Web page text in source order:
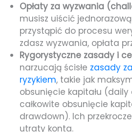
Opłaty za wyzwania
musisz uiścić
przystąpić do procesu
zdasz wyzwania, opłata
Rygorystyczne zasady i
narzucają ścisłe zasady
ryzykiem, takie jak
obsunięcie kapitału
całkowite obsunięcie
drawdown). Ich
utraty konta.